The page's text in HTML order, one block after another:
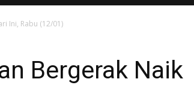
Ini, Rabu (12/01)
Bergerak Naik